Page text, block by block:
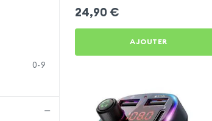
0-9
24,90 €
AJOUTER